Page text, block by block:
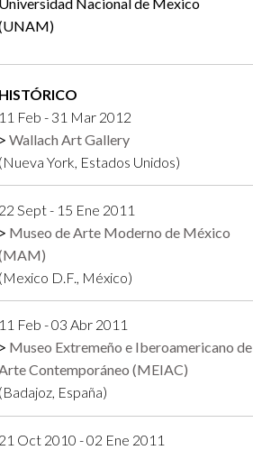
HISTÓRICO
11 Feb - 31 Mar 2012
Wallach Art Gallery
(Nueva York, Estados Unidos)
22 Sept - 15 Ene 2011
Museo de Arte Moderno de México
(Mexico D.F., México)
11 Feb - 03 Abr 2011
Museo Extremeño e Iberoamericano de
Contemporáneo (MEIAC)
(Badajoz, España)
21 Oct 2010 - 02 Ene 2011